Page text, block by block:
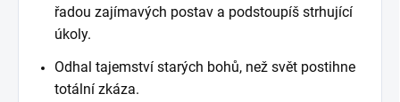
řadou zajímavých postav a podstoupíš strhující
úkoly.
Odhal tajemství starých bohů, než svět postihne
totální zkáza.